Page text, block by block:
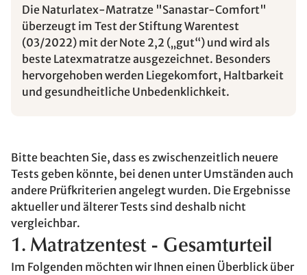
Die Naturlatex-Matratze "Sanastar-Comfort"
überzeugt im Test der Stiftung Warentest
(03/2022) mit der Note 2,2 („gut“) und wird als
beste Latexmatratze ausgezeichnet. Besonders
hervorgehoben werden Liegekomfort, Haltbarkeit
und gesundheitliche Unbedenklichkeit.
Bitte beachten Sie, dass es zwischenzeitlich neuere
Tests geben könnte, bei denen unter Umständen auch
andere Prüfkriterien angelegt wurden. Die Ergebnisse
aktueller und älterer Tests sind deshalb nicht
vergleichbar.
1. Matratzentest - Gesamturteil
Im Folgenden möchten wir Ihnen einen Überblick über